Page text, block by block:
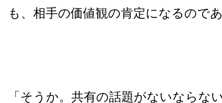
も、相手の価値観の肯定になるので
「そうか。共有の話題がないならな